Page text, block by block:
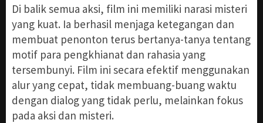
Di balik semua aksi, film ini memiliki narasi misteri
yang kuat. Ia berhasil menjaga ketegangan dan
membuat penonton terus bertanya-tanya tentang
motif para pengkhianat dan rahasia yang
tersembunyi. Film ini secara efektif menggunakan
alur yang cepat, tidak membuang-buang waktu
dengan dialog yang tidak perlu, melainkan fokus
pada aksi dan misteri.